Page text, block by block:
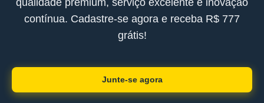
qualidade premium, serviço excelente e inovação
contínua. Cadastre-se agora e receba R$ 777
grátis!
Junte-se agora